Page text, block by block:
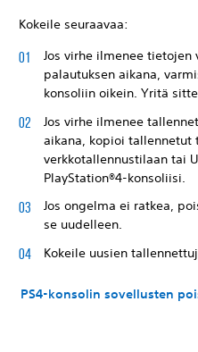
Kokeile seuraavaa:
Jos virhe ilmenee tietojen
palautuksen aikana,
konsoliin oikein. Yritä
Jos virhe ilmenee
aikana, kopioi tallennetut
verkkotallennustilaan tai
PlayStation®4-konsoliisi.
Jos ongelma ei ratkea,
se uudelleen.
Kokeile uusien
PS4-konsolin sovellusten